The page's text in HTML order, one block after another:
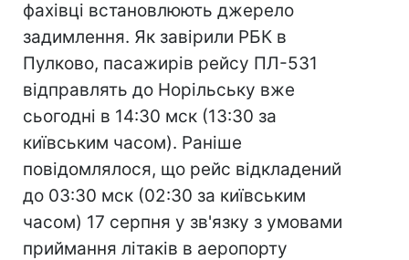
фахівці встановлюють джерело
задимлення. Як завірили РБК в
Пулково, пасажирів рейсу ПЛ-531
відправлять до Норільську вже
сьогодні в 14:30 мск (13:30 за
київським часом). Раніше
повідомлялося, що рейс відкладений
до 03:30 мск (02:30 за київським
часом) 17 серпня у зв'язку з умовами
приймання літаків в аеропорту